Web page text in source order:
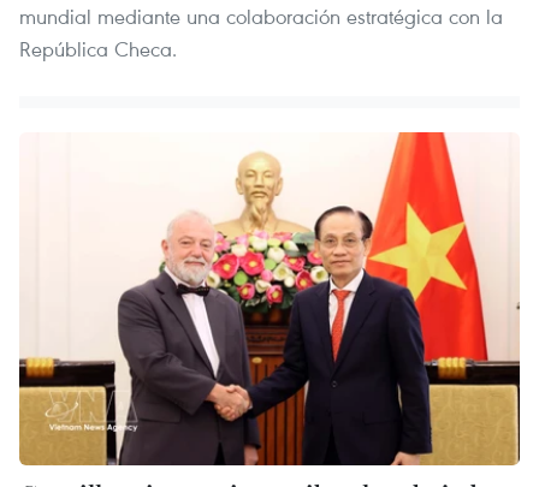
mundial mediante una colaboración estratégica con la
República Checa.